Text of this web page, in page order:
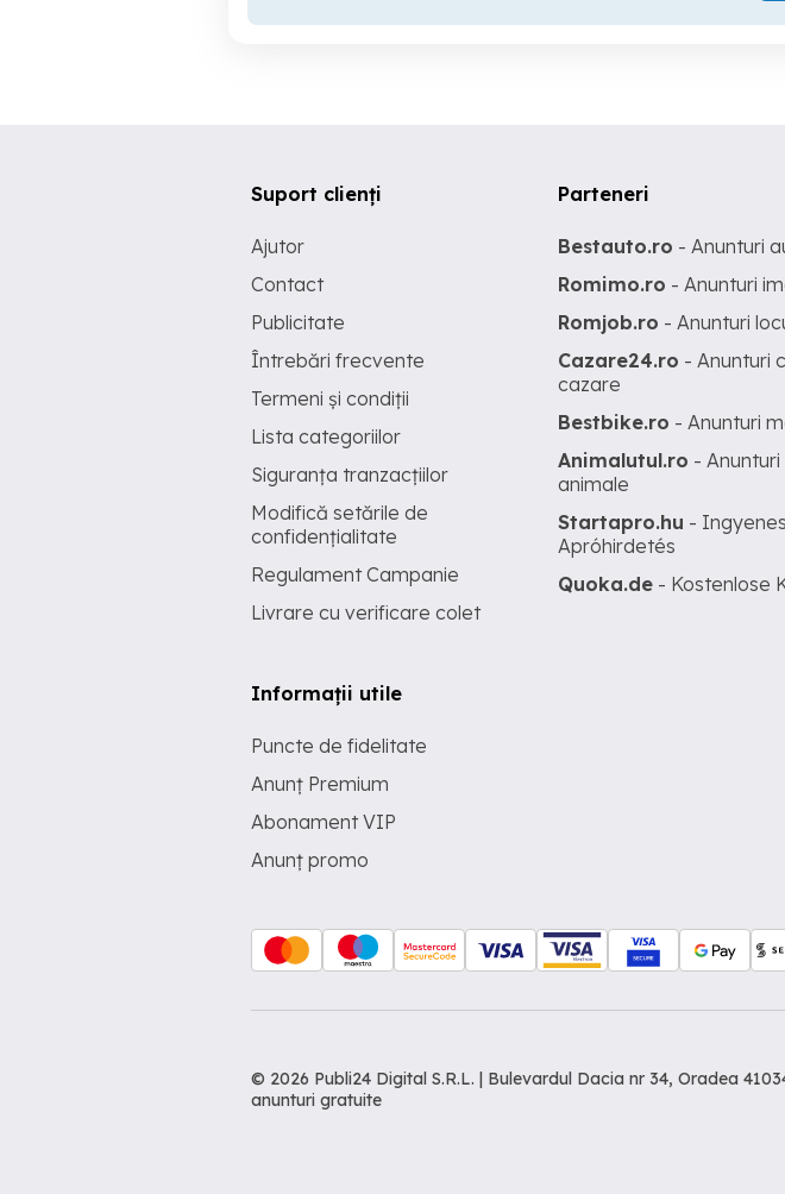
Suport clienți
Ajutor
Contact
Publicitate
Întrebări frecvente
Termeni și condiții
Lista categoriilor
Siguranța tranzacțiilor
Modifică setările de
confidențialitate
Regulament Campanie
Livrare cu verificare colet
Informații utile
Puncte de fidelitate
Anunț Premium
Abonament VIP
Anunț promo
Parteneri
Bestauto.ro - Anunturi
Romimo.ro - Anunturi
Romjob.ro - Anunturi
Cazare24.ro - Anunturi
cazare
Bestbike.ro - Anunturi
Animalutul.ro -
animale
Startapro.hu - Ingyenes
Apróhirdetés
Quoka.de - Kostenlose
© 2026 Publi24 Digital S.R.L. | Bulevardul Dacia nr 34, Oradea
anunturi gratuite